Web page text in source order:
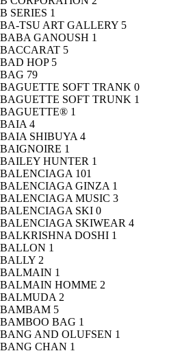
B SERIES 1
BA-TSU ART GALLERY 5
BABA GANOUSH 1
BACCARAT 5
BAD HOP 5
BAG 79
BAGUETTE SOFT TRANK 0
BAGUETTE SOFT TRUNK 1
BAGUETTE® 1
BAIA 4
BAIA SHIBUYA 4
BAIGNOIRE 1
BAILEY HUNTER 1
BALENCIAGA 101
BALENCIAGA GINZA 1
BALENCIAGA MUSIC 3
BALENCIAGA SKI 0
BALENCIAGA SKIWEAR 4
BALKRISHNA DOSHI 1
BALLON 1
BALLY 2
BALMAIN 1
BALMAIN HOMME 2
BALMUDA 2
BAMBAM 5
BAMBOO BAG 1
BANG AND OLUFSEN 1
BANG CHAN 1